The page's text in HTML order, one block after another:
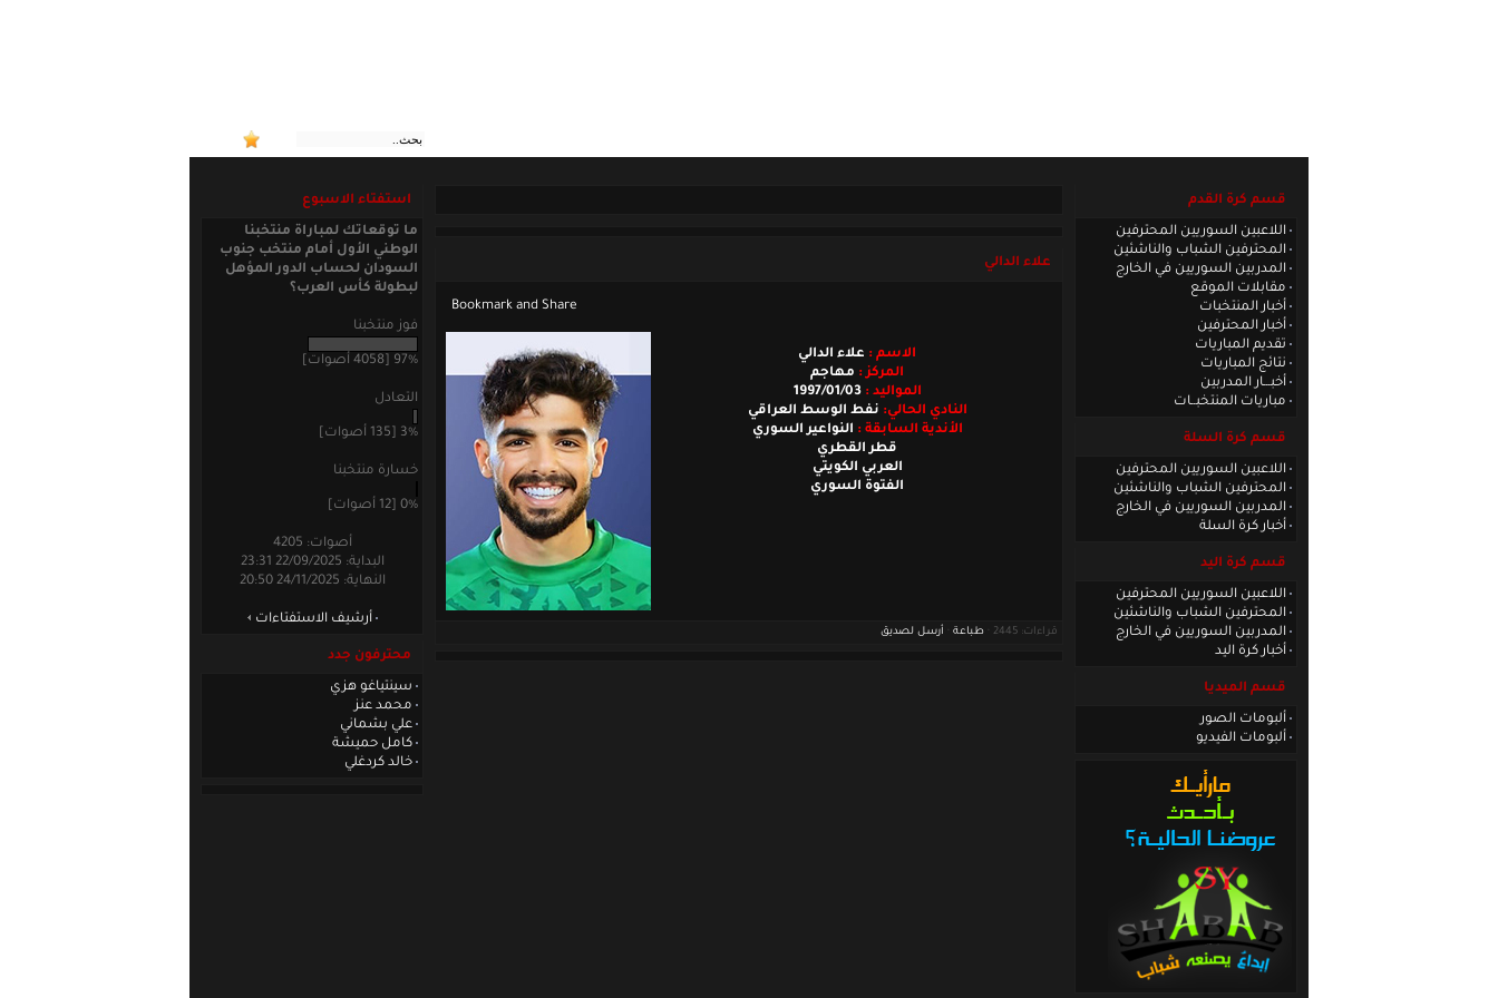
قسم كرة القدم
اللاعبين السوريين المحترفين
المحترفين الشباب والناشئين
المدربين السوريين في الخارج
مقابلات الموقع
أخبار المنتخبات
أخبار المحترفين
تقديم المباريات
نتائج المباريات
أخبـــار المدربين
مباريات المنتخبــات
قسم كرة السلة
اللاعبين السوريين المحترفين
المحترفين الشباب والناشئين
المدربين السوريين في الخارج
أخبار كرة السلة
قسم كرة اليد
اللاعبين السوريين المحترفين
المحترفين الشباب والناشئين
المدربين السوريين في الخارج
أخبار كرة اليد
قسم الميديا
ألبومات الصور
ألبومات الفيديو
علاء الدالي
الاسم : علاء الدالي
المركز : مهاجم
المواليد : 1997/01/03
النادي الحالي: نفط الوسط العراقي
الأندية السابقة : النواعير السوري
قطر القطري
العربي الكويتي
الفتوة السوري
قراءات: 2445 · طباعة أرسل لصديق
استفتاء الاسبوع
ما توقعاتك لمباراة منتخبنا
الوطني الأول أمام منتخب جنوب
السودان لحساب الدور المؤهل
لبطولة كأس العرب؟
فوز منتخبنا
97% [4058 أصوات]
التعادل
3% [135 أصوات]
خسارة منتخبنا
0% [12 أصوات]
أصوات: 4205
البداية: 22/09/2025 23:31
النهاية: 24/11/2025 20:50
أرشيف الاستفتاءات
محترفون جدد
سينتياغو هزي
محمد عنز
علي بشماني
كامل حميشة
خالد كردغلي